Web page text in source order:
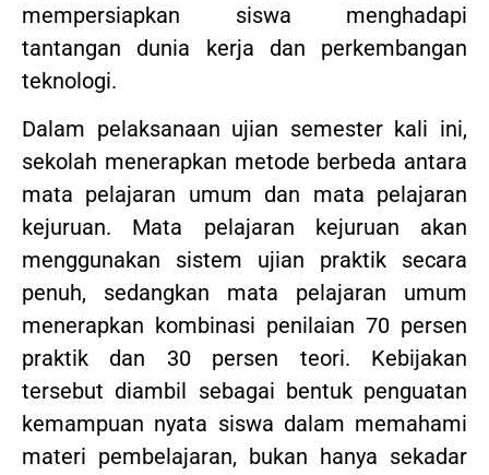
mempersiapkan siswa menghadapi
tantangan dunia kerja dan perkembangan
teknologi.
Dalam pelaksanaan ujian semester kali ini,
sekolah menerapkan metode berbeda antara
mata pelajaran umum dan mata pelajaran
kejuruan. Mata pelajaran kejuruan akan
menggunakan sistem ujian praktik secara
penuh, sedangkan mata pelajaran umum
menerapkan kombinasi penilaian 70 persen
praktik dan 30 persen teori. Kebijakan
tersebut diambil sebagai bentuk penguatan
kemampuan nyata siswa dalam memahami
materi pembelajaran, bukan hanya sekadar